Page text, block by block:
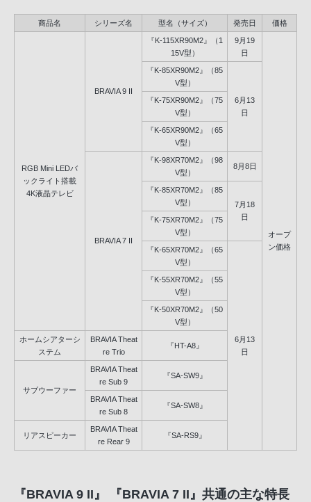
商品名 シリーズ名 型名（サイズ） 発売日 価格
RGB Mini LEDバ
ックライト搭載
4K液晶テレビ
BRAVIA 9 II
『K-115XR90M2』（1
15V型）
9月19
日
オープ
ン価格
『K-85XR90M2』（85
V型）
6月13
日
『K-75XR90M2』（75
V型）
『K-65XR90M2』（65
V型）
BRAVIA 7 II
『K-98XR70M2』（98
V型）
8月8日
『K-85XR70M2』（85
V型）
7月18
日
『K-75XR70M2』（75
V型）
『K-65XR70M2』（65
V型）
6月13
日
『K-55XR70M2』（55
V型）
『K-50XR70M2』（50
V型）
ホームシアターシ
ステム
BRAVIA Theat
re Trio
『HT-A8』
サブウーファー
BRAVIA Theat
re Sub 9
『SA-SW9』
BRAVIA Theat
re Sub 8
『SA-SW8』
リアスピーカー
BRAVIA Theat
re Rear 9
『SA-RS9』
『BRAVIA 9 II』 『BRAVIA 7 II』共通の主な特長